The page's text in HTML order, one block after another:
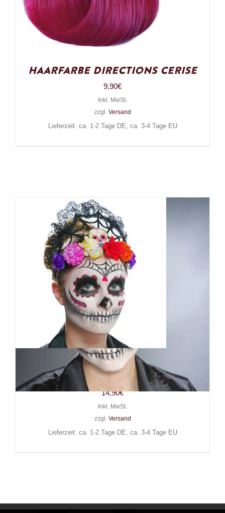
Haarfarbe Directions Cerise
9,90€
Inkl. MwSt.
zzgl. Versand
Lieferzeit: ca. 1-2 Tage DE, ca. 3-4 Tage EU
Boland Haarreif Day of the
Dead
14,90€
Inkl. MwSt.
zzgl. Versand
Lieferzeit: ca. 1-2 Tage DE, ca. 3-4 Tage EU